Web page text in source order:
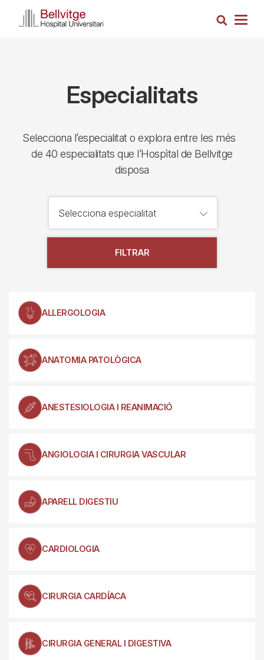
Cerca
Especialitats
Selecciona l’especialitat o explora entre les més
de 40 especialitats que l’Hospìtal de Bellvitge
disposa
FILTRAR
AL·LERGOLOGIA
ANATOMIA PATOLÒGICA
ANESTESIOLOGIA I REANIMACIÓ
ANGIOLOGIA I CIRURGIA VASCULAR
APARELL DIGESTIU
CARDIOLOGIA
CIRURGIA CARDÍACA
CIRURGIA GENERAL I DIGESTIVA